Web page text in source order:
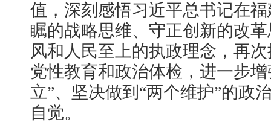
值，深刻感悟习近平总书记在
瞩的战略思维、守正创新的改
风和人民至上的执政理念，再
党性教育和政治体检，进一步
立”、坚决做到“两个维护”的政
自觉。